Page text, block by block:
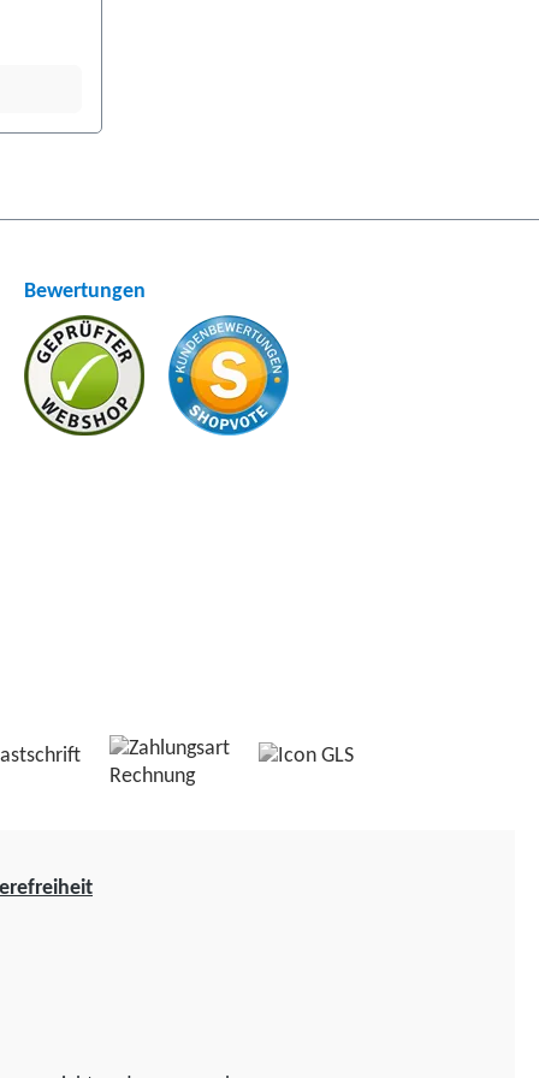
Bewertungen